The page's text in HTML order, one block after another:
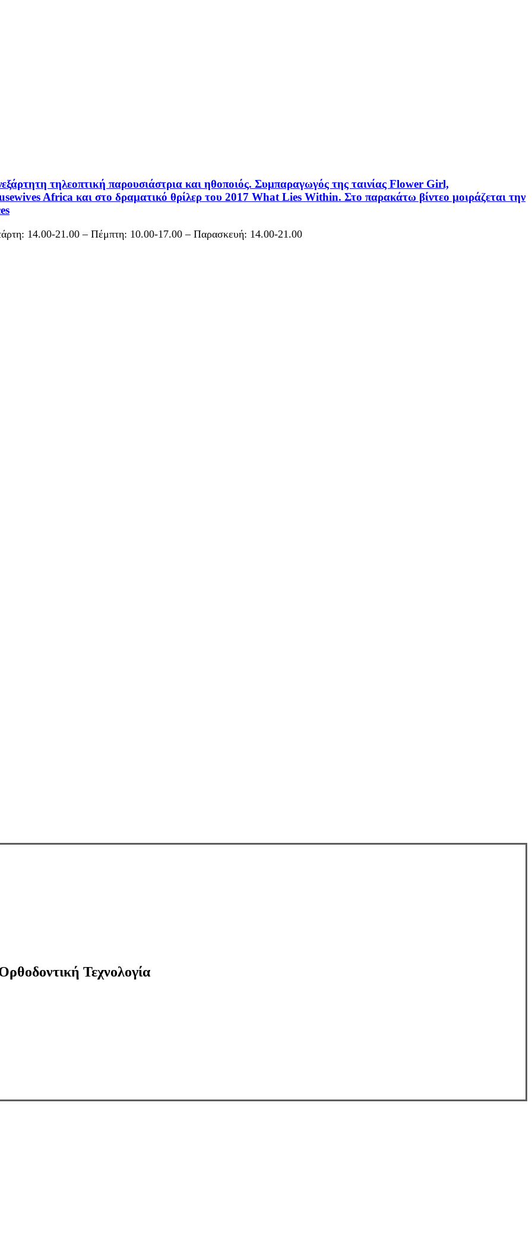
τηλεοπτική παρουσιάστρια και ηθοποιός. Συμπαραγωγός της ταινίας Flower Girl,
Africa και στο δραματικό θρίλερ του 2017 What Lies Within. Στο παρακάτω βίντεο μοιράζεται την
14.00-21.00 – Πέμπτη: 10.00-17.00 – Παρασκευή: 14.00-21.00
Τεχνολογία